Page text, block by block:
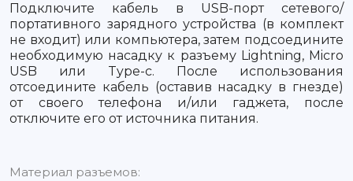
Подключите кабель в USB-порт сетевого/
портативного зарядного устройства (в комплект
не входит) или компьютера, затем подсоедините
необходимую насадку к разъему Lightning, Micro
USB или Type-c. После использования
отсоедините кабель (оставив насадку в гнезде)
от своего телефона и/или гаджета, после
отключите его от источника питания.
Материал разъемов: